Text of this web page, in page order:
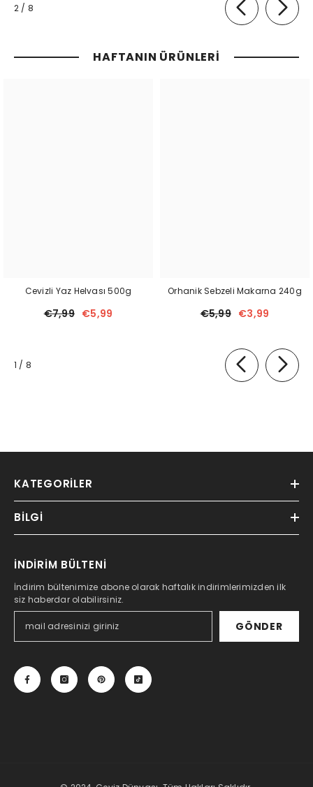
2 / of
8
HAFTANIN ÜRÜNLERI
Cevizli Yaz Helvası 500g
€7,99 €5,99
Orhanik Sebzeli Makarna 240g
€5,99 €3,99
1 / of
8
KATEGORILER
BILGI
İNDİRİM BÜLTENİ
İndirim bültenimize abone olarak haftalık indirimlerimizden ilk
siz haberdar olabilirsiniz.
GÖNDER